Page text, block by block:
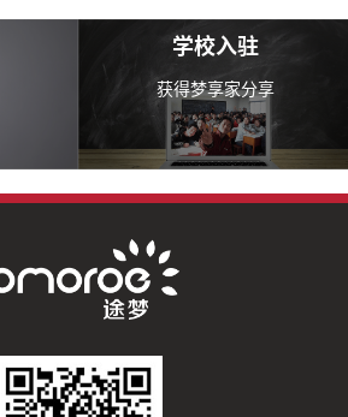
学校入驻
获得梦享家分享